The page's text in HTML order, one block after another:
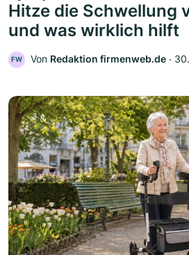
Hitze die Schwellung
und was wirklich hilft
FW Von Redaktion firmenweb.de ‧